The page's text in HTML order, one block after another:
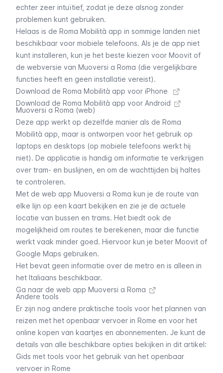
echter zeer intuïtief, zodat je deze alsnog zonder
problemen kunt gebruiken.
Helaas is de Roma Mobilità app in sommige landen niet
beschikbaar voor mobiele telefoons. Als je de app niet
kunt installeren, kun je het beste kiezen voor Moovit of
de webversie van Muoversi a Roma (die vergelijkbare
functies heeft en geen installatie vereist).
Download de Roma Mobilità app voor iPhone
Download de Roma Mobilità app voor Android
Muoversi a Roma (web)
Deze app werkt op dezelfde manier als de Roma
Mobilità app, maar is ontworpen voor het gebruik op
laptops en desktops (op mobiele telefoons werkt hij
niet). De applicatie is handig om informatie te verkrijgen
over tram- en buslijnen, en om de wachttijden bij haltes
te controleren.
Met de web app Muoversi a Roma kun je de route van
elke lijn op een kaart bekijken en zie je de actuele
locatie van bussen en trams. Het biedt ook de
mogelijkheid om routes te berekenen, maar die functie
werkt vaak minder goed. Hiervoor kun je beter Moovit of
Google Maps gebruiken.
Het bevat geen informatie over de metro en is alleen in
het Italiaans beschikbaar.
Ga naar de web app Muoversi a Roma
Andere tools
Er zijn nog andere praktische tools voor het plannen van
reizen met het openbaar vervoer in Rome en voor het
online kopen van kaartjes en abonnementen. Je kunt de
details van alle beschikbare opties bekijken in dit artikel:
Gids met tools voor het gebruik van het openbaar
vervoer in Rome